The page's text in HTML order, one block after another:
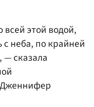
всей этой водой,
с неба, по крайней
— сказала
Дженнифер